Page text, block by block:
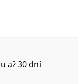
až 30 dní